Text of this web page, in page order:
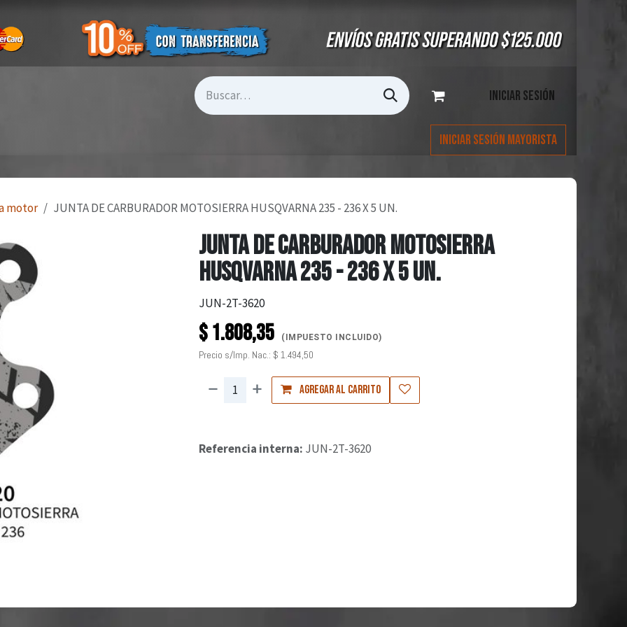
Iniciar sesión
Iniciar Sesión Mayorista
motor JUNTA DE CARBURADOR MOTOSIERRA HUSQVARNA 235 - 236 X 5 UN.
JUNTA DE CARBURADOR MOTOSIERRA
HUSQVARNA 235 - 236 X 5 UN.
JUN-2T-3620
$1.808,35 (IMPUESTO INCLUIDO)
Precio s/Imp. Nac.: $ 1.494,50
Agregar al carrito
Referencia interna: JUN-2T-3620